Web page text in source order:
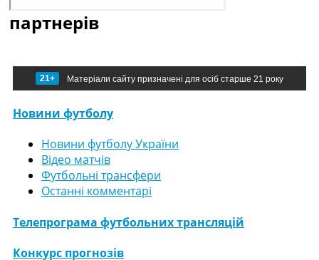
партнерів
21+ Матеріали сайту призначені для осіб старше 21 року
Новини футболу
Новини футболу України
Відео матчів
Футбольні трансфери
Останні комментарі
Телепрограма футбольних трансляцій
Конкурс прогнозів